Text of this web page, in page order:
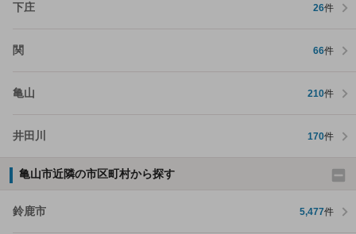
下庄 26件
関 66件
亀山 210件
井田川 170件
亀山市近隣の市区町村から探す
鈴鹿市 5,477件